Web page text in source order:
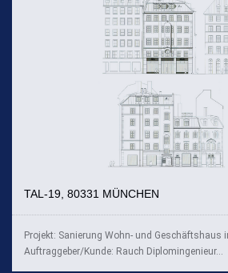
TAL-19, 80331 MÜNCHEN
Projekt: Sanierung Wohn- und Geschäftshaus
Auftraggeber/Kunde: Rauch Diplomingenieur...